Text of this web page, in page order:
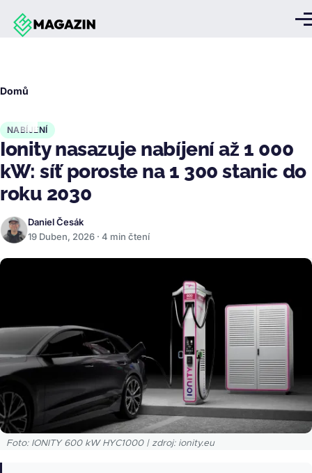
Přejít k hlavnímu obsahu
Domů
NABÍJENÍ
Ionity nasazuje nabíjení až 1 000
kW: síť poroste na 1 300 stanic do
roku 2030
Daniel Česák
19 Duben, 2026 · 4 min čtení
Foto: IONITY 600 kW HYC1000 | zdroj: ionity.eu